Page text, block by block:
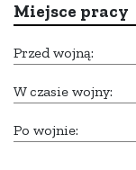
Miejsce pracy
Przed wojną:
W czasie wojny:
Po wojnie: